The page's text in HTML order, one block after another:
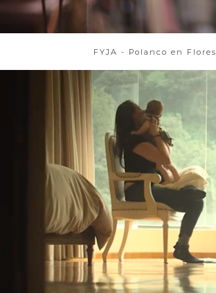
FYJA - Polanco en Flores